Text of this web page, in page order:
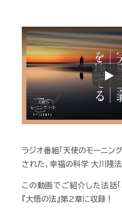
ラジオ番組「天使のモーニン
された、幸福の科学 大川隆
この動画でご紹介した法話
『大悟の法』第2章に収録！